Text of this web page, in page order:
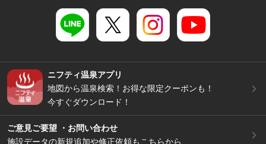
ニフティ温泉アプリ
地図から温泉検索！お得な限定クーポンも！
今すぐダウンロード！
ご意見ご要望 ・お問い合わせ
施設データの新規追加や修正依頼もこちらから